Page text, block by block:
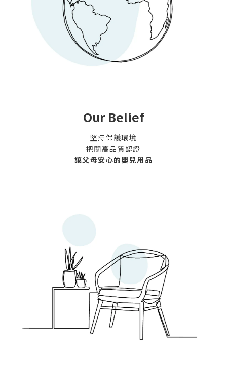
Our Belief
堅持保護環境
把關高品質認證
讓父母安心的嬰兒用品